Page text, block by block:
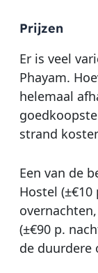
Prijzen
Er is veel
Phayam.
helemaal
strand
Een van de
Hostel
(±€90 p.
de duurdere